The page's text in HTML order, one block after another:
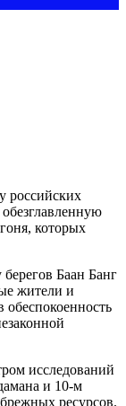
российских
которых
Баан Банг
жители и
исследований
и 10-м
ресурсов.